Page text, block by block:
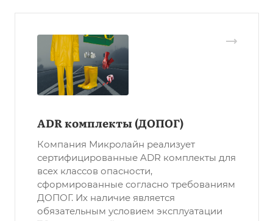
ADR комплекты (ДОПОГ)
Компания Микролайн реализует
сертифицированные ADR комплекты для
всех классов опасности,
сформированные согласно требованиям
ДОПОГ. Их наличие является
обязательным условием эксплуатации